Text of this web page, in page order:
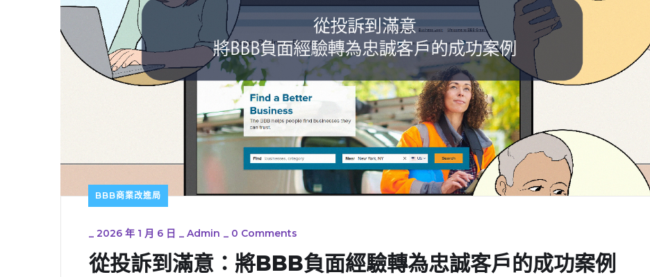
BBB商業改進局
_ 2026 年 1 月 6 日 _ Admin _ 0 Comments
從投訴到滿意：將BBB負面經驗轉為忠誠客戶的成功案例